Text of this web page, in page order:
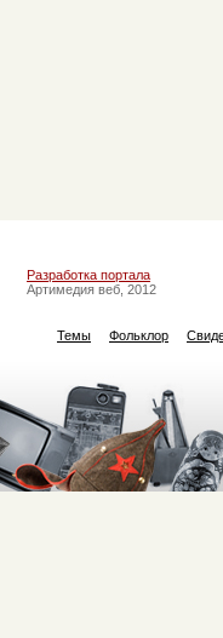
Разработка портала
Артимедия веб, 2012
Темы Фольклор